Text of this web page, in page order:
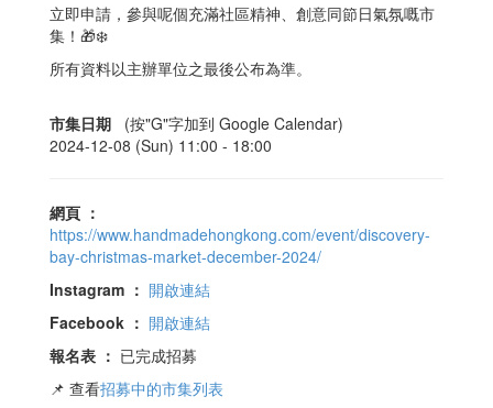
立即申請，參與呢個充滿社區精神、創意同節日氣氛嘅市
集！🎁❄️
所有資料以主辦單位之最後公布為準。
市集日期
(按"G"字加到 Google Calendar)
2024-12-08 (Sun) 11:00 - 18:00
網頁 ：
https://www.handmadehongkong.com/event/discovery-
bay-christmas-market-december-2024/
Instagram ： 開啟連結
Facebook ： 開啟連結
報名表 ： 已完成招募
📌 查看招募中的市集列表